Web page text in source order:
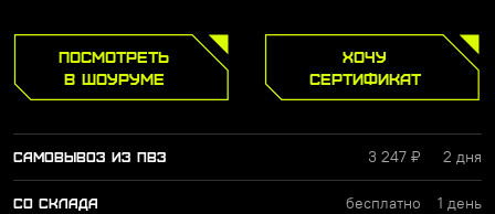
ПОСМОТРЕТЬ
В ШОУРУМЕ
ХОЧУ
СЕРТИФИКАТ
САМОВЫВОЗ ИЗ ПВЗ 3 247 ₽ 2 дня
СО СКЛАДА бесплатно 1 день